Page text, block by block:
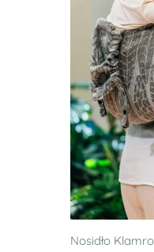
Nosidło